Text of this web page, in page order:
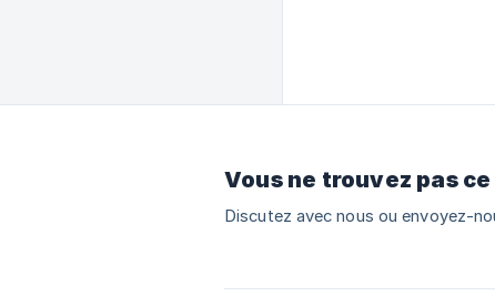
Vous ne trouvez pas
Discutez avec nous ou envoyez-